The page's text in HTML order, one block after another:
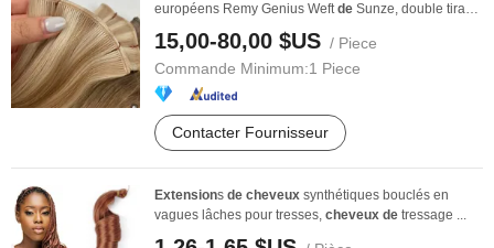
européens Remy Genius Weftde Sunze, double tirage
15,00-80,00 $US / Piece
Commande Minimum:1 Piece
Contacter Fournisseur
Extensions de cheveux synthétiques bouclés en
vagues lâches pour tresses, cheveux de tressage ...